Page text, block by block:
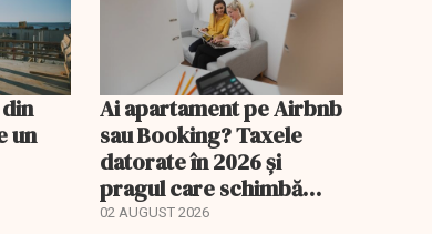
un
Ai apartament pe Airbnb
sau Booking? Taxele
datorate în 2026 și
pragul care schimbă
regimul fiscal
02 AUGUST 2026